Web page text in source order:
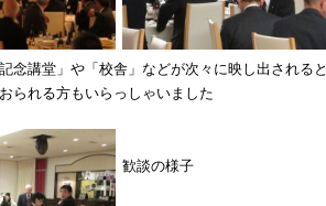
講堂」や「校舎」などが次々に映し出されると
れる方もいらっしゃいました
歓談の様子